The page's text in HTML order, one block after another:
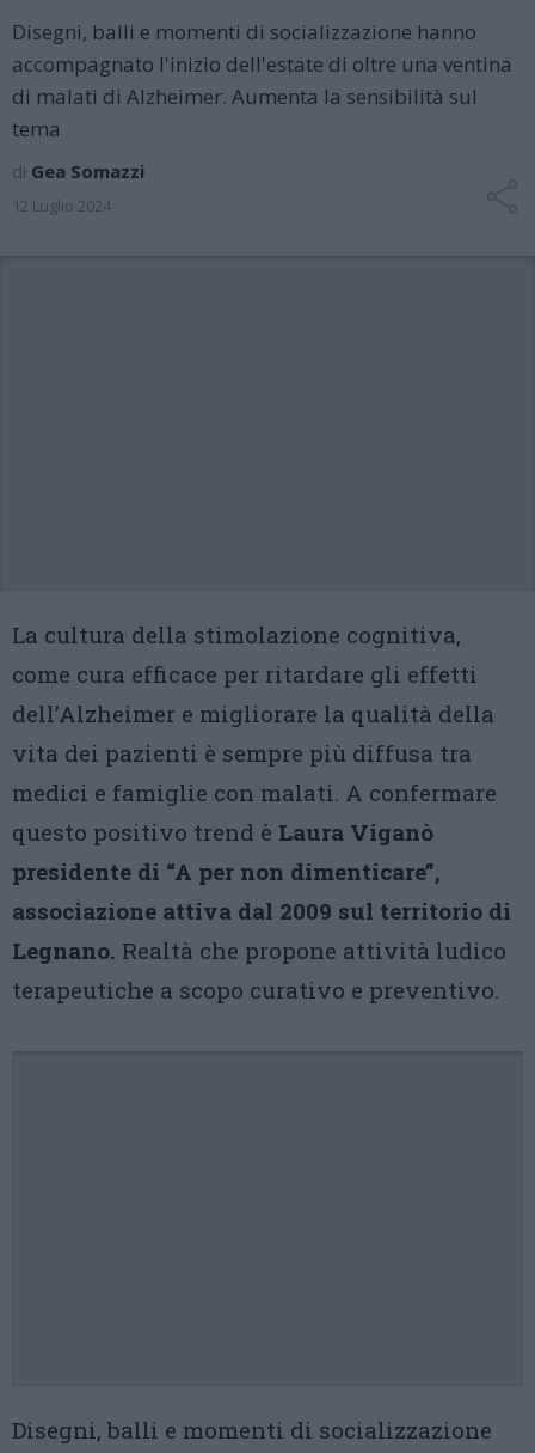
Disegni, balli e momenti di socializzazione hanno
accompagnato l'inizio dell'estate di oltre una ventina
di malati di Alzheimer. Aumenta la sensibilità sul
tema
di Gea Somazzi
12 Luglio 2024
La cultura della stimolazione cognitiva,
come cura efficace per ritardare gli effetti
dell’Alzheimer e migliorare la qualità della
vita dei pazienti è sempre più diffusa tra
medici e famiglie con malati. A confermare
questo positivo trend è Laura Viganò
presidente di “A per non dimenticare”,
associazione attiva dal 2009 sul territorio di
Legnano. Realtà che propone attività ludico
terapeutiche a scopo curativo e preventivo.
Disegni, balli e momenti di socializzazione